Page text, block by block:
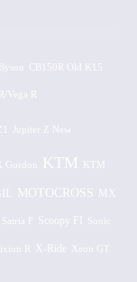
CB150R Old K15
Vega R
Jupiter Z New
Gordon KTM KTM
MOTOCROSS MX
Satria F Scoopy FI Sonic
R X-Ride Xeon GT